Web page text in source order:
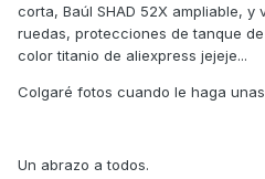
corta, Baúl SHAD 52X ampliable,
ruedas, protecciones de tanque
color titanio de aliexpress jejeje...
Colgaré fotos cuando le haga
Un abrazo a todos.